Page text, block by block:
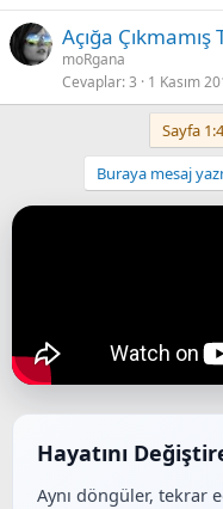
Açığa
moRgana
Cevaplar 3 1 Kasım
Sayfa
Buraya mesaj
Hayatını
Aynı döngüler, tekrar